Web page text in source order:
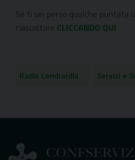
Se ti sei perso qualche puntata
riascoltare CLICCANDO QUI
Radio Lombardia Servizi e